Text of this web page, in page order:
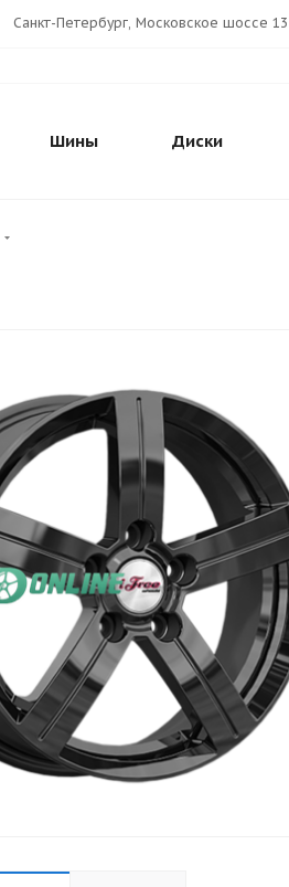
Санкт-Петербург, Московское шоссе 13
Шины Диски